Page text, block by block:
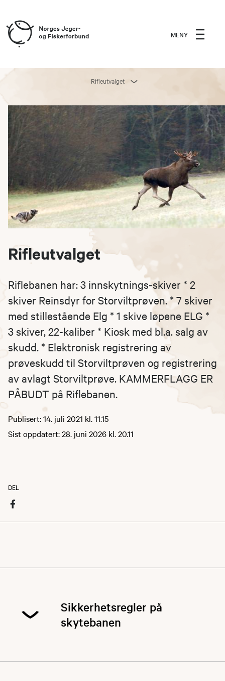
MENY
Rifleutvalget
Rifleutvalget
Riflebanen har: 3 innskytnings-skiver * 2
skiver Reinsdyr for Storviltprøven. * 7 skiver
med stillestående Elg * 1 skive løpene ELG *
3 skiver, 22-kaliber * Kiosk med bl.a. salg av
skudd. * Elektronisk registrering av
prøveskudd til Storviltprøven og registrering
av avlagt Storviltprøve. KAMMERFLAGG ER
PÅBUDT på Riflebanen.
Publisert: 14. juli 2021 kl. 11.15
Sist oppdatert: 28. juni 2026 kl. 20.11
DEL
Sikkerhetsregler på
skytebanen